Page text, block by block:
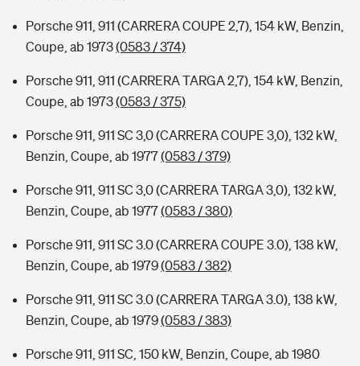
Porsche 911, 911 (CARRERA COUPE 2,7), 154 kW, Benzin,
Coupe, ab 1973(0583 / 374)
Porsche 911, 911 (CARRERA TARGA 2,7), 154 kW, Benzin,
Coupe, ab 1973(0583 / 375)
Porsche 911, 911 SC 3,0 (CARRERA COUPE 3,0), 132 kW,
Benzin, Coupe, ab 1977(0583 / 379)
Porsche 911, 911 SC 3,0 (CARRERA TARGA 3,0), 132 kW,
Benzin, Coupe, ab 1977(0583 / 380)
Porsche 911, 911 SC 3.0 (CARRERA COUPE 3.0), 138 kW,
Benzin, Coupe, ab 1979(0583 / 382)
Porsche 911, 911 SC 3.0 (CARRERA TARGA 3.0), 138 kW,
Benzin, Coupe, ab 1979(0583 / 383)
Porsche 911, 911 SC, 150 kW, Benzin, Coupe, ab 1980